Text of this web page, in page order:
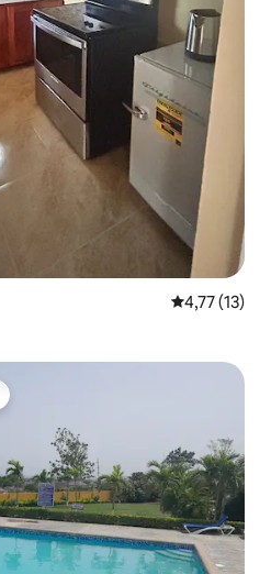
Évaluation
4,77 (13)